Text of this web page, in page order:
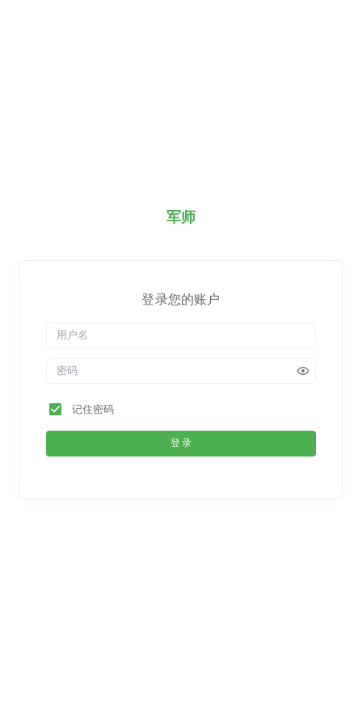
军师
登录您的账户
记住密码
登录